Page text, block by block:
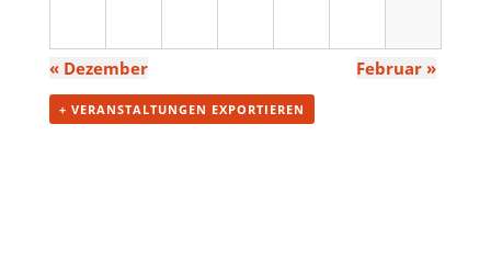
«Dezember Februar »
+ VERANSTALTUNGEN EXPORTIEREN